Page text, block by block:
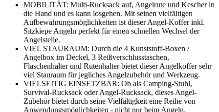
MOBILITÄT: Multi-Rucksack auf, Angelrute und Kescher in
die Hand und es kann losgehen. Mit seinen vielfältigen
Aufbewahrungsmöglichkeiten ist dieser Angel-Koffer inkl.
Sitzkiepe Angeln perfekt für einen schnellen Wechsel der
Angelstelle.
VIEL STAURAUM: Durch die 4 Kunststoff-Boxen /
Angelbox im Deckel, 3 Reißverschlusstaschen,
Flaschenhalter und Rutenhalter bietet dieser Angelkoffer sehr
viel Stauraum für jegliches Angelzubehör und Werkzeug.
VIELSEITIG EINSETZBAR: Ob als Camping-Stuhl,
Survival-Rucksack oder Angel-Rucksack, dieses Angel-
Zubehör bietet durch seine Vielfältigkeit eine Reihe von
Anwendungsmöglichkeiten - nicht nur beim Angeln.